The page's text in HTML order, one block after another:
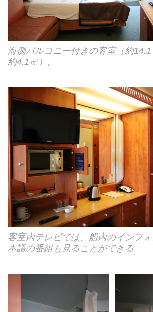
海側バルコニー付きの客室（約
約4.1㎡）。
客室内テレビでは、船内のインフ
本語の番組も見ることができる